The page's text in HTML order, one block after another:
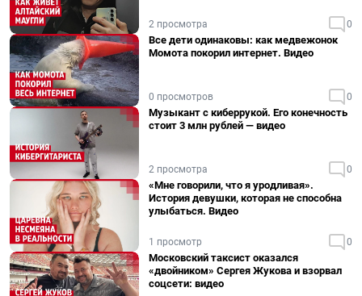
2 просмотра 0
Все дети одинаковы: как медвежонок
Момота покорил интернет. Видео
0 просмотров 0
Музыкант с киберрукой. Его конечность
стоит 3 млн рублей — видео
2 просмотра 0
«Мне говорили, что я уродливая».
История девушки, которая не способна
улыбаться. Видео
1 просмотр 0
Московский таксист оказался
«двойником» Сергея Жукова и взорвал
соцсети: видео